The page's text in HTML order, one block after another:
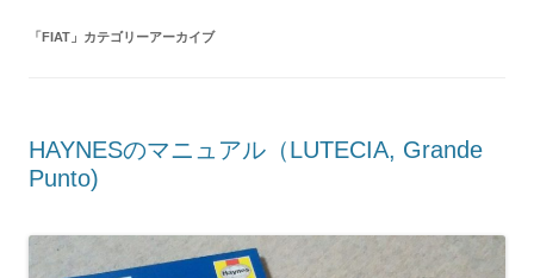
「FIAT 」カテゴリーアーカイブ
HAYNESのマニュアル（LUTECIA, Grande
Punto)